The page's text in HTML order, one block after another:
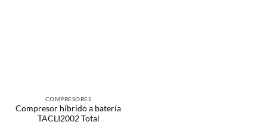
COMPRESORES
Compresor híbrido a batería
TACLI2002 Total